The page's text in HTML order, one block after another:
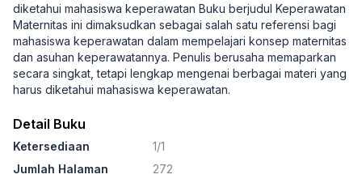
diketahui mahasiswa keperawatan Buku berjudul Keperawatan
Maternitas ini dimaksudkan sebagai salah satu referensi bagi
mahasiswa keperawatan dalam mempelajari konsep maternitas
dan asuhan keperawatannya. Penulis berusaha memaparkan
secara singkat, tetapi lengkap mengenai berbagai materi yang
harus diketahui mahasiswa keperawatan.
Detail Buku
Ketersediaan
1/1
Jumlah Halaman
272